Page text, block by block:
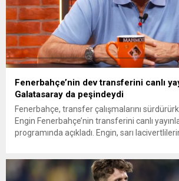
Fenerbahçe’nin dev transferini canlı
Galatasaray da peşindeydi
Fenerbahçe, transfer çalışmalarını
Engin Fenerbahçe’nin transferini canlı
programında açıkladı. Engin, sarı
gittiğini ileri süren Engin, “Atalanta ile